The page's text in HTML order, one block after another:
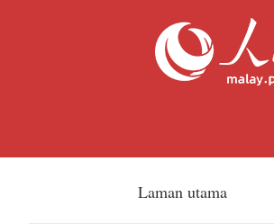
Laman utama